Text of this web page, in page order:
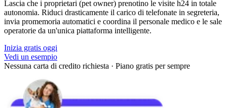
Lascia che i proprietari (pet owner) prenotino le visite h24 in totale
autonomia. Riduci drasticamente il carico di telefonate in segreteria,
invia promemoria automatici e coordina il personale medico e le sale
operatorie da un'unica piattaforma intelligente.
Inizia gratis oggi
Vedi un esempio
Nessuna carta di credito richiesta · Piano gratis per sempre